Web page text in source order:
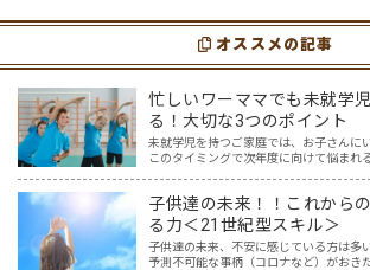
youtubeやゲーム、アプリだ…
スメの「youtube
オススメの記事
忙しいワーママでも未就学
る！大切な3つのポイント
未就学児を持つご家庭では、お子さんに
このタイミングで次年度に向けて悩まれ
子供達の未来！！これから
る力＜21世紀型スキル＞
子供達の未来、不安に感じている方は多
予測不可能な事柄（コロナなど）がおき